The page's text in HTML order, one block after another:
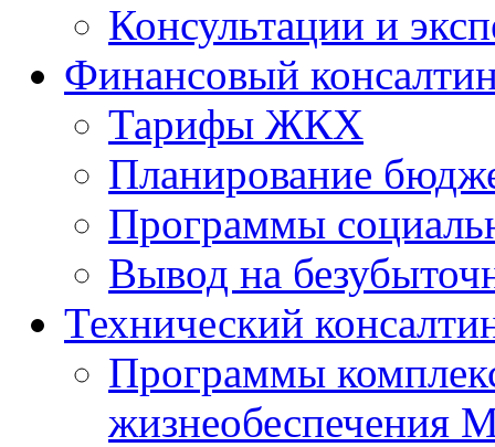
Консультации и
Финансовый
Тарифы ЖКХ
Планирование
Программы
Вывод на
Технический
Программы
жизнеобеспечения